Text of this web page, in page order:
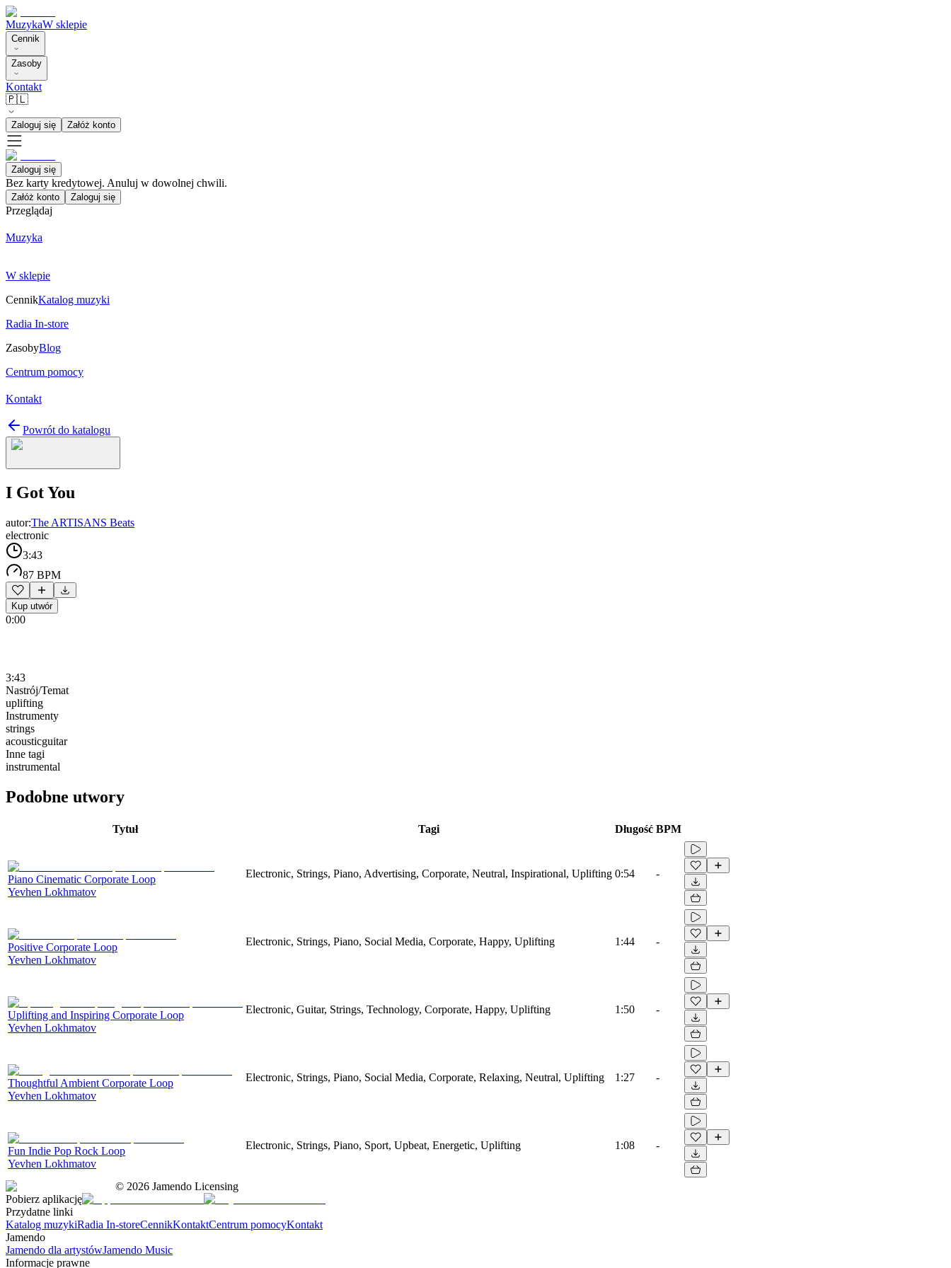
MuzykaW sklepie
Cennik
Zasoby
Kontakt
🇵🇱
Zaloguj się Załóż konto
Zaloguj się
Bez karty kredytowej. Anuluj w dowolnej chwili.
Załóż konto Zaloguj się
Przeglądaj
Muzyka
W sklepie
CennikKatalog muzyki
Radia In-store
ZasobyBlog
Centrum pomocy
Kontakt
Powrót do katalogu
I Got You
autor:The ARTISANS Beats
electronic
3:43
87 BPM
Kup utwór
0:00
3:43
Nastrój/Temat
uplifting
Instrumenty
strings
acousticguitar
Inne tagi
instrumental
Podobne utwory
Tytuł Tagi Długość BPM
Piano Cinematic Corporate Loop
Yevhen Lokhmatov
Electronic, Strings, Piano, Advertising, Corporate, Neutral, Inspirational, Uplifting 0:54 -
Positive Corporate Loop
Yevhen Lokhmatov
Electronic, Strings, Piano, Social Media, Corporate, Happy, Uplifting 1:44 -
Uplifting and Inspiring Corporate Loop
Yevhen Lokhmatov
Electronic, Guitar, Strings, Technology, Corporate, Happy, Uplifting 1:50 -
Thoughtful Ambient Corporate Loop
Yevhen Lokhmatov
Electronic, Strings, Piano, Social Media, Corporate, Relaxing, Neutral, Uplifting 1:27 -
Fun Indie Pop Rock Loop
Yevhen Lokhmatov
Electronic, Strings, Piano, Sport, Upbeat, Energetic, Uplifting 1:08 -
© 2026 Jamendo Licensing
Pobierz aplikację
Przydatne linki
Katalog muzykiRadia In-storeCennikKontaktCentrum pomocyKontakt
Jamendo
Jamendo dla artystówJamendo Music
Informacje prawne